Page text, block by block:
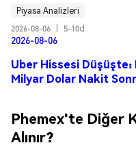
Piyasa Analizleri
2026-08-06
5-10d
2026-08-06
Uber Hissesi Düşüşte:
Milyar Dolar Nakit
Phemex'te Diğer
Alınır?